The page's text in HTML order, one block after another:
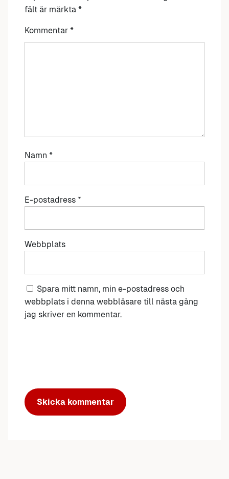
fält är märkta *
Kommentar *
Namn *
E-postadress *
Webbplats
Spara mitt namn, min e-postadress och
webbplats i denna webbläsare till nästa gång
jag skriver en kommentar.